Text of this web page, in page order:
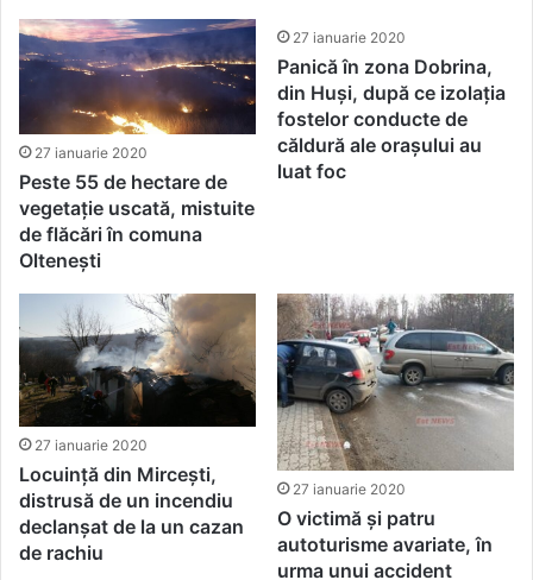
27 ianuarie 2020
Peste 55 de hectare de
vegetație uscată, mistuite
de flăcări în comuna
Oltenești
27 ianuarie 2020
Panică în zona Dobrina,
din Huși, după ce izolația
fostelor conducte de
căldură ale orașului au
luat foc
27 ianuarie 2020
Locuință din Mircești,
distrusă de un incendiu
declanșat de la un cazan
de rachiu
27 ianuarie 2020
O victimă și patru
autoturisme avariate, în
urma unui accident